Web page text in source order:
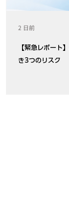
【緊急レポート
き3つのリスク
2 日前